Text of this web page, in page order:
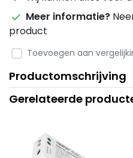
Meer informatie?
product
Toevoegen aan
Productomschrijving
Gerelateerde